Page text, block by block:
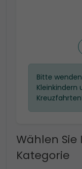
Bitte
Kleinkindern
Wählen
Kategorie